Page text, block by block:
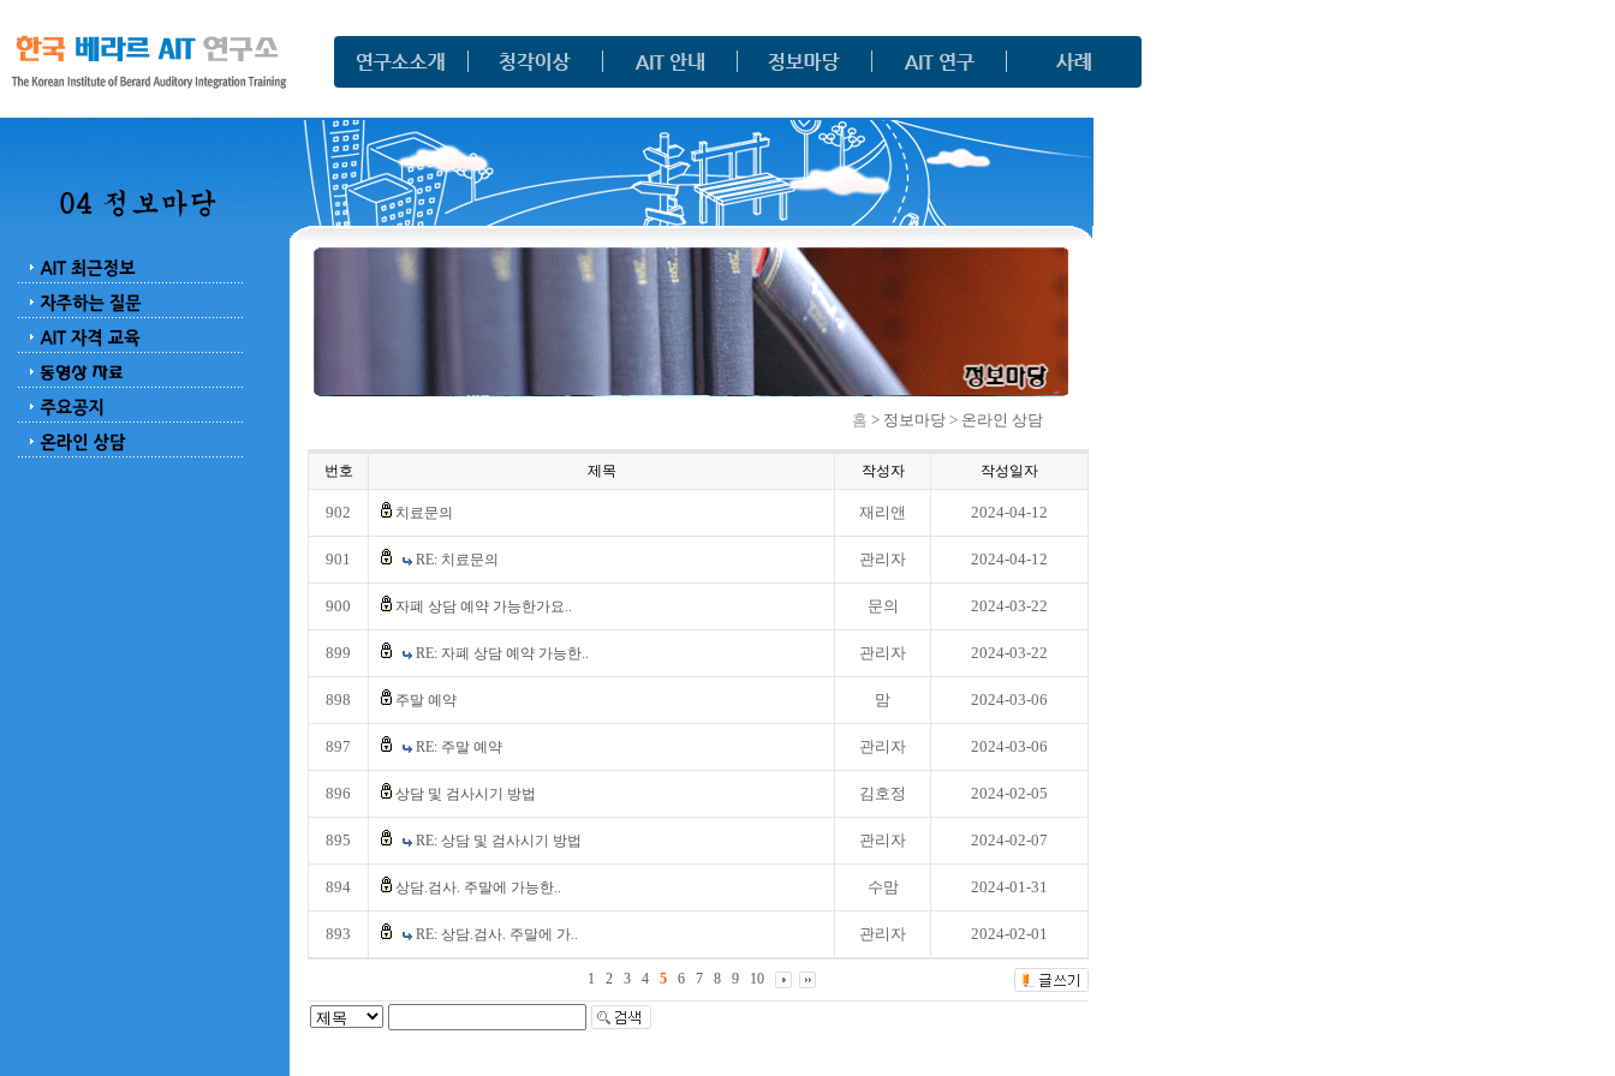
홈 > 정보마당 > 온라인 상담
번호 제목 작성자 작성일자
902 치료문의 재리앤 2024-04-12
901 RE: 치료문의 관리자 2024-04-12
900 자폐 상담 예약 가능한가요.. 문의 2024-03-22
899 RE: 자폐 상담 예약 가능한.. 관리자 2024-03-22
898 주말 예약 맘 2024-03-06
897 RE: 주말 예약 관리자 2024-03-06
896 상담 및 검사시기 방법 김호정 2024-02-05
895 RE: 상담 및 검사시기 방법 관리자 2024-02-07
894 상담.검사. 주말에 가능한.. 수맘 2024-01-31
893 RE: 상담.검사. 주말에 가.. 관리자 2024-02-01
1 2 3 4 5 6 7 8 9 10